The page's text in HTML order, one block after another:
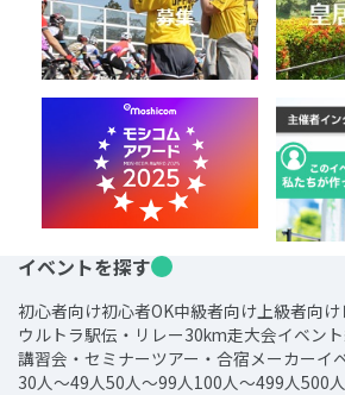
イベントを探す
初心者向け初心者OK中級者向け 上級者向け
ウルトラ駅伝・リレー30km走大会イベント
講習会・セミナーツアー・合宿 メーカーイ
30人～49人50人～99人 100人～499人500